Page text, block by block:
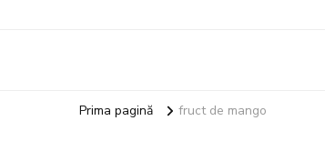
Prima pagină fruct de mango